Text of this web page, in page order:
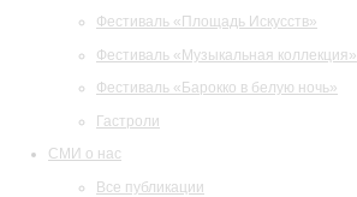
Фестиваль «Площадь Искусств»
Фестиваль «Музыкальная коллекция»
Фестиваль «Барокко в белую ночь»
Гастроли
СМИ о нас
Все публикации